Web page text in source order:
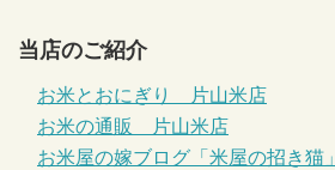
当店のご紹介
お米とおにぎり 片山米店
お米の通販 片山米店
お米屋の嫁ブログ「米屋の招き猫」